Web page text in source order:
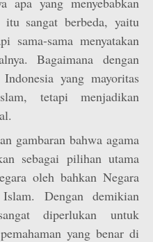
itu sangat berbeda, yaitu
sama-sama menyatakan
Bagaimana dengan
yang mayoritas
tetapi menjadikan
gambaran bahwa agama
sebagai pilihan utama
oleh bahkan Negara
Dengan demikian
diperlukan untuk
yang benar di